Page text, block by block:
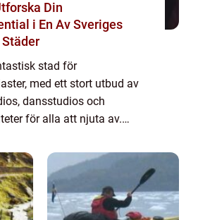
Din
i En Av Sveriges
stad för
med ett stort utbud av
dansstudios och
för alla att njuta av.